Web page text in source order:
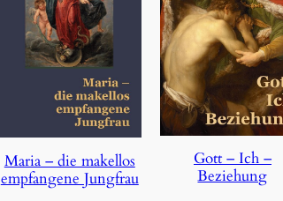
Maria – die makellos
empfangene Jungfrau
Gott – Ich –
Beziehung